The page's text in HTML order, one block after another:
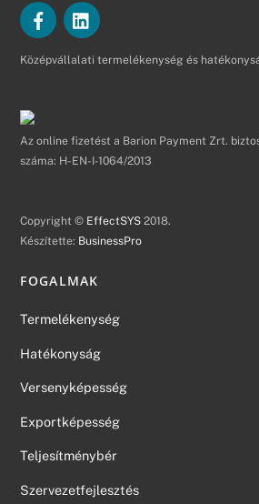
Középvállalati termelékenység és
Az online fizetést a Barion Payment Zrt.
száma: H-EN-I-1064/2013
Copyright © EffectSYS 2018.
Készítette: BusinessPro
FOGALMAK
Termelékenység
Hatékonyság
Versenyképesség
Exportképesség
Teljesítménybér
Szervezetfejlesztés